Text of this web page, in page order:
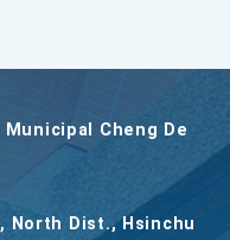
Municipal Cheng De
North Dist., Hsinchu